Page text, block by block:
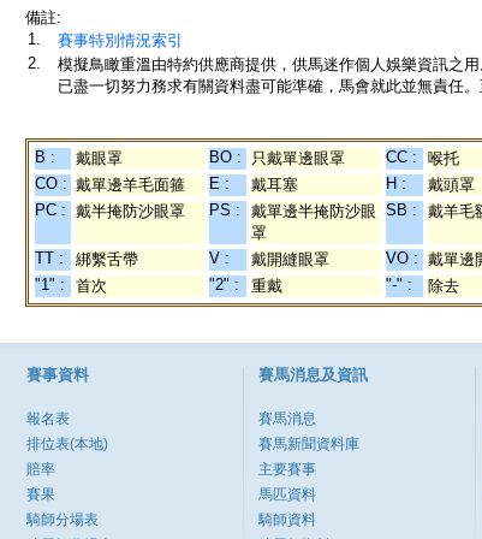
備註:
1.
賽事特別情況索引
2.
模擬鳥瞰重溫由特約供應商提供，供馬迷作個人娛樂資訊之
已盡一切努力務求有關資料盡可能準確，馬會就此並無責任
B : 戴眼罩 BO : 只戴單邊眼罩 CC : 喉托
CO : 戴單邊羊毛面箍 E : 戴耳塞 H : 戴頭罩
PC : 戴半掩防沙眼罩 PS :
戴單邊半掩防沙眼
罩
SB : 戴羊毛
TT : 綁繫舌帶 V : 戴開縫眼罩 VO : 戴單邊
"1" :
首次 "2" : 重戴 "-" : 除去
賽事資料
報名表
排位表(本地)
賠率
賽果
騎師分場表
賽馬消息及資訊
賽馬消息
賽馬新聞資料庫
主要賽事
馬匹資料
騎師資料